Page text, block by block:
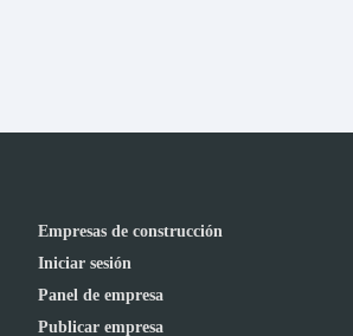
Empresas de construcción
Iniciar sesión
Panel de empresa
Publicar empresa